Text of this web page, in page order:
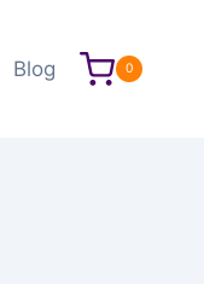
Blog 0